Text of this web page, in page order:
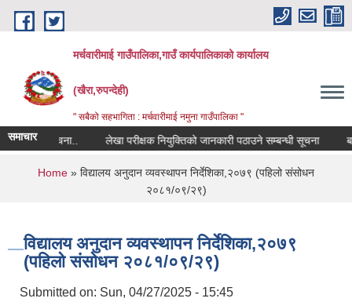
Skip to main content
मर्चवारीमाई गाउँपालिका,गाउँ कार्यपालिकाको कार्यालय
(खैरा,रुपन्देही)
" सबैको सहभागिता : मर्चवारीमाई नमुना गाउँपालिका "
समाचारसूचना.. लेखा परीक्षक नियुक्तिको जानकारी पठाउने सम्बन्धी सूचना
You are here
Home » विद्यालय अनुदान व्यवस्थापन निर्देशिका,२०७९ (पहिलो संसोधन
२०८१/०९/२९)
विद्यालय अनुदान व्यवस्थापन निर्देशिका,२०७९
(पहिलो संसोधन २०८१/०९/२९)
Submitted on: Sun, 04/27/2025 - 15:45